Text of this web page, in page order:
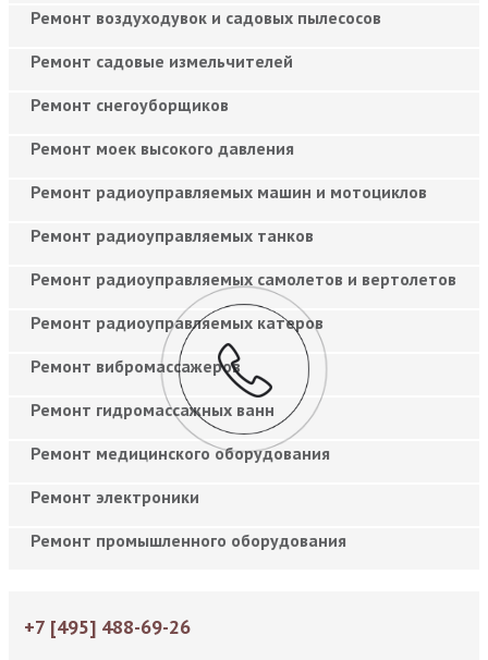
Ремонт воздуходувок и садовых пылесосов
Ремонт садовые измельчителей
Ремонт снегоуборщиков
Ремонт моек высокого давления
Ремонт радиоуправляемых машин и мотоциклов
Ремонт радиоуправляемых танков
Ремонт радиоуправляемых самолетов и вертолетов
Ремонт радиоуправляемых катеров
Ремонт вибромассажеров
Ремонт гидромассажных ванн
Ремонт медицинского оборудования
Ремонт электроники
Ремонт промышленного оборудования
+7 [495] 488-69-26